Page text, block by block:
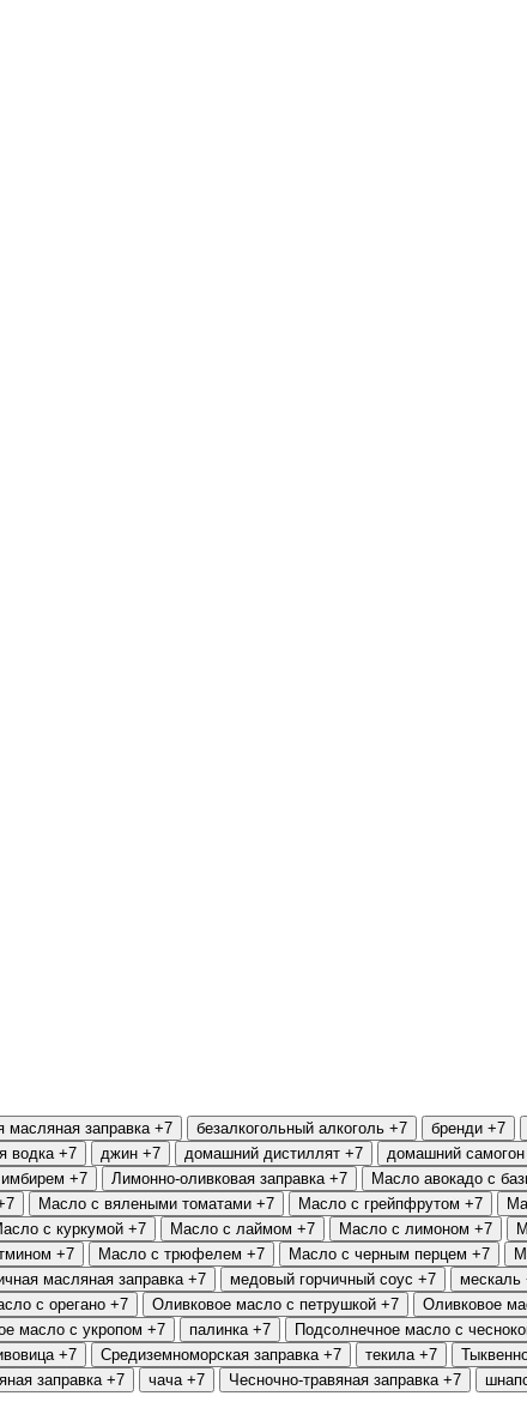
масляная заправка +7 безалкогольный алкоголь +7 бренди +7
водка +7 джин +7 домашний дистиллят +7 домашний самогон
+7 Лимонно-оливковая заправка +7 Масло авокадо с
Масло с вялеными томатами +7 Масло с грейпфрутом +7
с куркумой +7 Масло с лаймом +7 Масло с лимоном +7
+7 Масло с трюфелем +7 Масло с черным перцем +7
масляная заправка +7 медовый горчичный соус +7 мескаль
с орегано +7 Оливковое масло с петрушкой +7 Оливковое
масло с укропом +7 палинка +7 Подсолнечное масло с
+7 Средиземноморская заправка +7 текила +7
заправка +7 чача +7 Чесночно-травяная заправка +7